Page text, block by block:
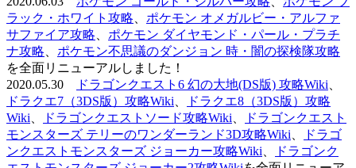
ラック・ホワイト攻略
ポケモン オメガルビー・アルファ
サファイア攻略
ポケモン ダイヤモンド・パール・プラチ
ナ攻略
ポケモン不思議のダンジョン 時・闇の探検隊攻略
を全面リニューアルしました！
2020.05.30
ドラゴンクエスト6 幻の大地(DS版) 攻略Wiki
ドラクエ7（3DS版）攻略Wiki
ドラクエ8（3DS版）攻略
Wiki
ドラゴンクエストソード攻略Wiki
ドラゴンクエスト
モンスターズ テリーのワンダーランド3D攻略Wiki
ドラゴ
ンクエストモンスターズ ジョーカー攻略Wiki
ドラゴンク